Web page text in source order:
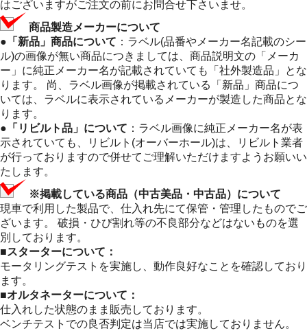
はございますがご注文の前にお問合せ下さいませ。
商品製造メーカーについて
●「新品」商品について ：ラベル(品番やメーカー名記載のシー
ル)の画像が無い商品につきましては、商品説明文の「メーカ
ー」に純正メーカー名が記載されていても「社外製造品」とな
ります。 尚、ラベル画像が掲載されている「新品」商品につ
いては、ラベルに表示されているメーカーが製造した商品とな
ります。
●「リビルト品」について ：ラベル画像に純正メーカー名が表
示されていても、リビルト(オーバーホール)は、リビルト業者
が行っておりますので併せてご理解いただけますようお願いい
たします。
※掲載している商品（中古美品・中古品）について
現車で利用した製品で、仕入れ先にて保管・管理したものでご
ざいます。 破損・ひび割れ等の不良部分などはないものを選
別しております。
■スターターについて：
モータリングテストを実施し、動作良好なことを確認しており
ます。
■オルタネーターについて：
仕入れした状態のまま販売しております。
ベンチテストでの良否判定は当店では実施しておりません。